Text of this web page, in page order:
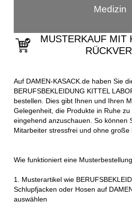
Medizin
MUSTERKAUF MIT
Auf DAMEN-KASACK.de haben Sie
BERUFSBEKLEIDUNG KITTEL
bestellen. Dies gibt Ihnen und Ihren
Gelegenheit, die Produkte in Ruhe
eingehend anzuschauen. So können
Mitarbeiter stressfrei und ohne große
Wie funktioniert eine
1. Musterartikel wie
Schlupfjacken oder Hosen auf
auswählen